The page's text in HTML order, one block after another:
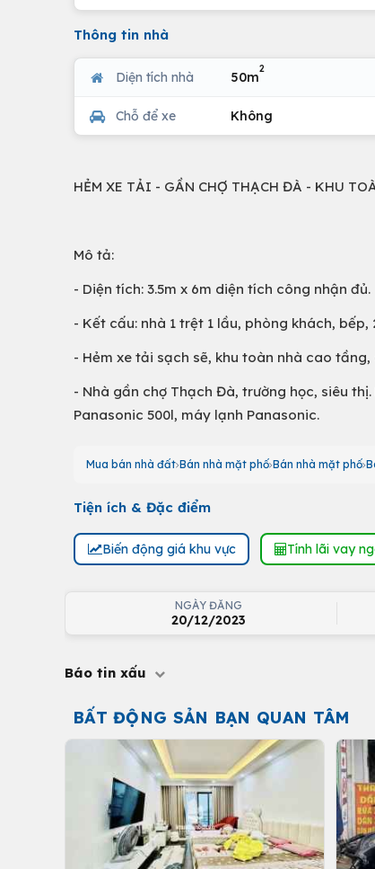
Thông tin nhà
Diện tích nhà 50m
2
Chỗ để xe Không
HẺM XE TẢI - GẦN CHỢ THẠCH ĐÀ - KHU
Mô tả:
- Diện tích: 3.5m x 6m diện tích công nhận đủ.
- Kết cấu: nhà 1 trệt 1 lầu, phòng khách, bếp,
- Hẻm xe tải sạch sẽ, khu toàn nhà cao
- Nhà gần chợ Thạch Đà, trường học, siêu
Panasonic 500l, máy lạnh Panasonic.
Mua bán nhà đất Bán nhà mặt phố Bán nhà mặt phố
Tiện ích & Đặc điểm
Biến động giá khu vực Tính lãi vay
NGÀY ĐĂNG
20/12/2023
Báo tin xấu
BẤT ĐỘNG SẢN BẠN QUAN TÂM